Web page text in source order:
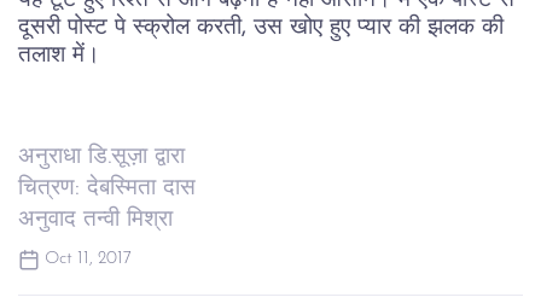
दूसरी पोस्ट पे स्क्रोल करती, उस खोए हुए प्यार की झलक की
तलाश में।
अनुराधा डि.सूज़ा द्वारा
चित्रण: देबस्मिता दास
अनुवाद तन्वी मिश्रा
Oct 11, 2017